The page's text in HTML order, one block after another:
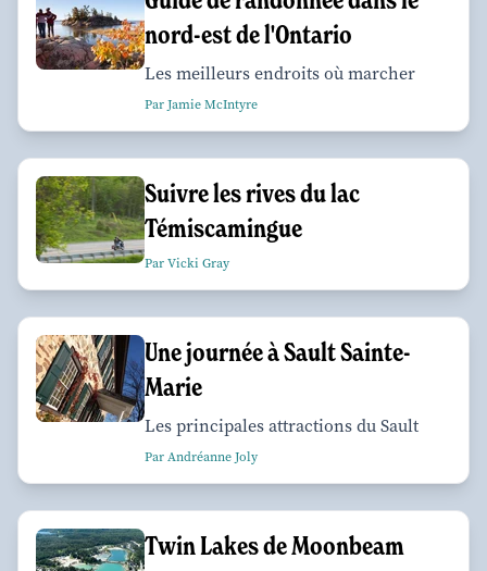
nord-est de l'Ontario
Les meilleurs endroits où marcher
Par Jamie McIntyre
Suivre les rives du lac
Témiscamingue
Par Vicki Gray
Une journée à Sault Sainte-
Marie
Les principales attractions du Sault
Par Andréanne Joly
Twin Lakes de Moonbeam